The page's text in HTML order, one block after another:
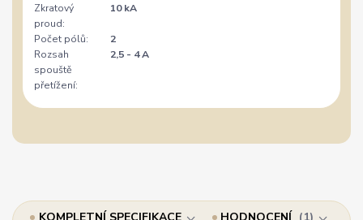
Zkratový
proud:
10 kA
Počet pólů:
2
Rozsah
spouště
přetížení:
2,5 - 4 A